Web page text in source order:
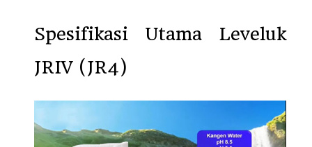
Spesifikasi Utama Leveluk
JRIV (JR4)